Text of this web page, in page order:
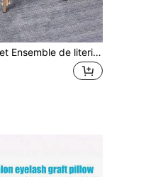
3 pièces/set Ensemble de literie de lit de massage - Housse de couette faciale haut de gamme - Comprenant draps, draps-housses et coussins faciaux, draps de beauté, draps-housses et taies d'oreiller. Ensemble de draps de lit de massage de couleur unie, convient pour une utilisation dans les salons de beauté, les spas et les salons de coiffure